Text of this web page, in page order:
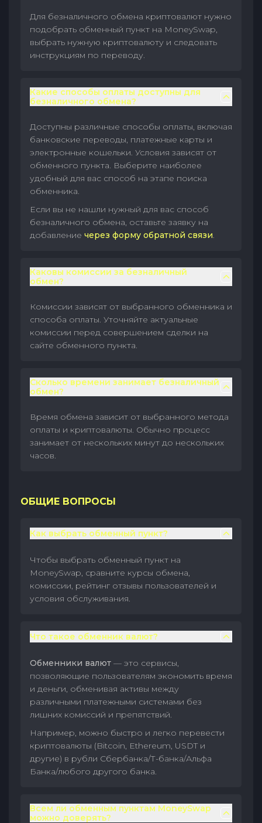
Для безналичного обмена криптовалют нужно
подобрать обменный пункт на MoneySwap,
выбрать нужную криптовалюту и следовать
инструкциям по переводу.
Какие способы оплаты доступны для
безналичного обмена?
Доступны различные способы оплаты, включая
банковские переводы, платежные карты и
электронные кошельки. Условия зависят от
обменного пункта. Выберите наиболее
удобный для вас способ на этапе поиска
обменника.
Если вы не нашли нужный для вас способ
безналичного обмена, оставьте заявку на
добавление через форму обратной связи.
Каковы комиссии за безналичный
обмен?
Комиссии зависят от выбранного обменника и
способа оплаты. Уточняйте актуальные
комиссии перед совершением сделки на
сайте обменного пункта.
Сколько времени занимает безналичный
обмен?
Время обмена зависит от выбранного метода
оплаты и криптовалюты. Обычно процесс
занимает от нескольких минут до нескольких
часов.
ОБЩИЕ ВОПРОСЫ
Как выбрать обменный пункт?
Чтобы выбрать обменный пункт на
MoneySwap, сравните курсы обмена,
комиссии, рейтинг отзывы пользователей и
условия обслуживания.
Что такое обменник валют?
Обменники валют — это сервисы,
позволяющие пользователям экономить время
и деньги, обменивая активы между
различными платежными системами без
лишних комиссий и препятствий.
Например, можно быстро и легко перевести
криптовалюты (Bitcoin, Ethereum, USDT и
другие) в рубли Сбербанка/Т-банка/Альфа
Банка/любого другого банка.
Всем ли обменным пунктам MoneySwap
можно доверять?